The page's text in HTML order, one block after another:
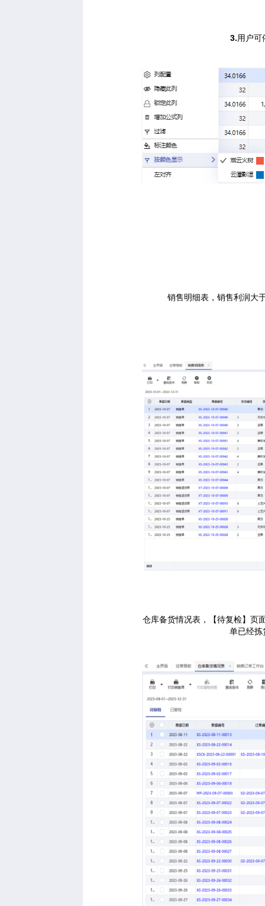
3.用户
销售明细表，销售利润大
仓库备货情况表，【待复检】页
单已经拣